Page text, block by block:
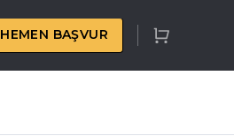
HEMEN BAŞVUR